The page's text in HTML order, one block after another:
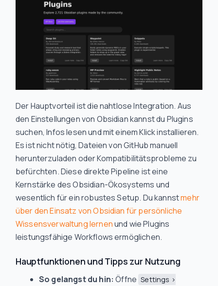
Der Hauptvorteil ist die nahtlose Integration. Aus
den Einstellungen von Obsidian kannst du Plugins
suchen, Infos lesen und mit einem Klick installieren.
Es ist nicht nötig, Dateien von GitHub manuell
herunterzuladen oder Kompatibilitätsprobleme zu
befürchten. Diese direkte Pipeline ist eine
Kernstärke des Obsidian-Ökosystems und
wesentlich für ein robustes Setup. Du kannstmehr
über den Einsatz von Obsidian für persönliche
Wissensverwaltung lernenund wie Plugins
leistungsfähige Workflows ermöglichen.
Hauptfunktionen und Tipps zur Nutzung
So gelangst du hin: Öffne Settings >